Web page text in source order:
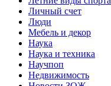
Личный счет
Люди
Мебель и декор
Наука
Наука и техника
Научпоп
Недвижимость